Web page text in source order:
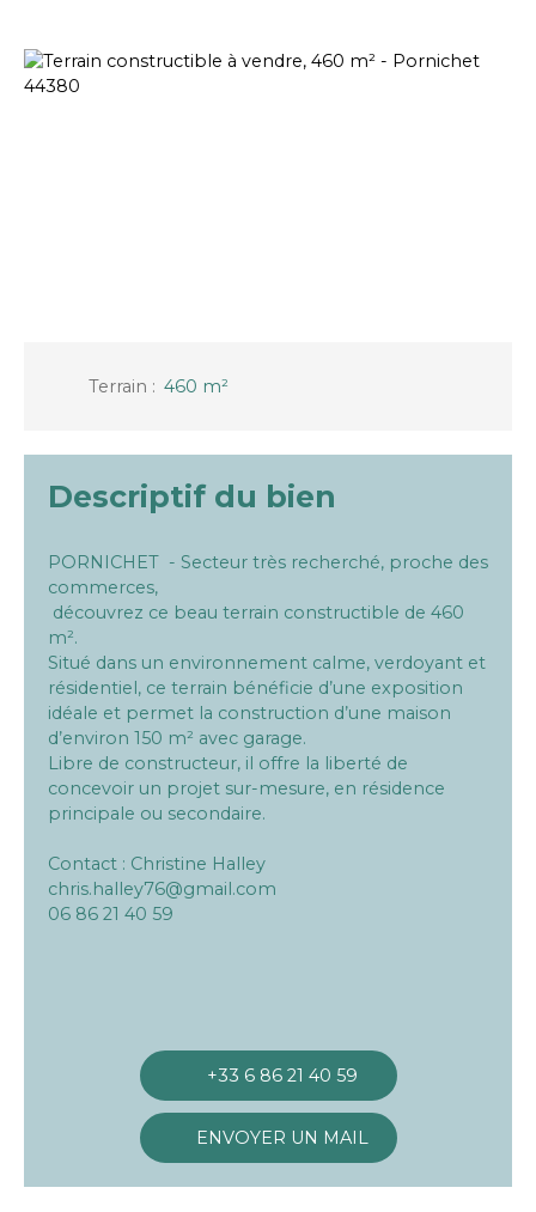
Terrain : 460 m²
Descriptif du bien
PORNICHET - Secteur très recherché, proche des
commerces,
découvrez ce beau terrain constructible de 460
m².
Situé dans un environnement calme, verdoyant et
résidentiel, ce terrain bénéficie d’une exposition
idéale et permet la construction d’une maison
d’environ 150 m² avec garage.
Libre de constructeur, il offre la liberté de
concevoir un projet sur-mesure, en résidence
principale ou secondaire.
Contact : Christine Halley
chris.halley76@gmail.com
06 86 21 40 59
+33 6 86 21 40 59
ENVOYER UN MAIL